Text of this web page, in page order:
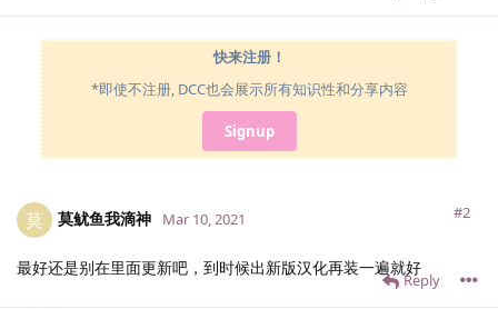
快来注册！
*即使不注册, DCC也会展示所有知识性和分享内容
Signup
莫 莫鱿鱼我滴神 #2
Mar 10, 2021
最好还是别在里面更新吧，到时候出新版汉化再装一遍就好
Reply